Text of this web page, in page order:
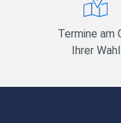
Termine am
Ihrer Wahl